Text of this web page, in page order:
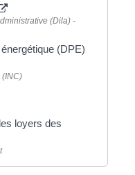
(Dila) -
(DPE)
(INC)
loyers des